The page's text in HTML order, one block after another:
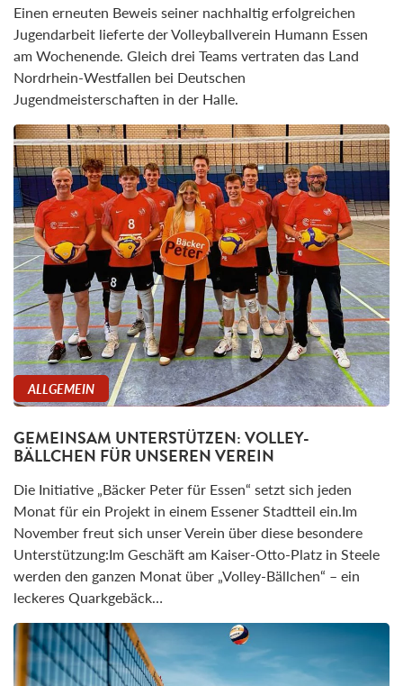
Einen erneuten Beweis seiner nachhaltig erfolgreichen
Jugendarbeit lieferte der Volleyballverein Humann Essen
am Wochenende. Gleich drei Teams vertraten das Land
Nordrhein-Westfallen bei Deutschen
Jugendmeisterschaften in der Halle.
ALLGEMEIN
GEMEINSAM UNTERSTÜTZEN: VOLLEY-
BÄLLCHEN FÜR UNSEREN VEREIN
Die Initiative „Bäcker Peter für Essen“ setzt sich jeden
Monat für ein Projekt in einem Essener Stadtteil ein.Im
November freut sich unser Verein über diese besondere
Unterstützung:Im Geschäft am Kaiser-Otto-Platz in Steele
werden den ganzen Monat über „Volley-Bällchen“ – ein
leckeres Quarkgebäck…